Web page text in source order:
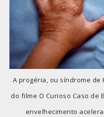
A progéria, ou síndrome
do filme O Curioso Caso de
envelhecimento